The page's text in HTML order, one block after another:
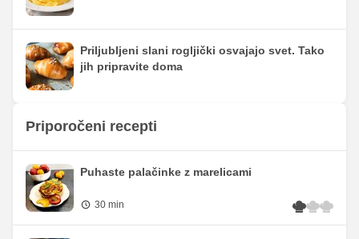
Priljubljeni slani rogljički osvajajo svet. Tako
jih pripravite doma
Priporočeni recepti
Puhaste palačinke z marelicami
30 min